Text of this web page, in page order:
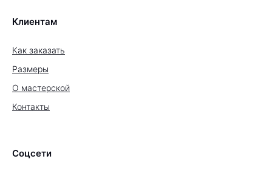
Клиентам
Как заказать
Размеры
О мастерской
Контакты
Соцсети